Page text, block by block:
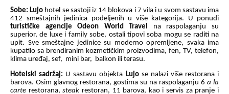
Sobe: Lujo hotel se sastoji iz 14 blokova i 7 vila i u svom sastavu ima
412 smeštajnih jedinica podeljenih u više kategorija. U ponudi
turističke agencije Odeon World Travel na raspolaganju su
superior, de luxe i family sobe, ostali tipovi soba mogu se raditi na
upit. Sve smeštajne jedinice su moderno opremljene, svaka ima
kupatilo sa brendiranim kozmetičkim proizvodima, fen, TV, telefon,
klima uređaj, sef, mini bar, balkon ili terasu.
Hotelski sadržaj: U sastavu objekta Lujo se nalazi više restorana i
barova. Osim glavnog restorana, gostima su na raspolaganju 6 a la
carte restorana,steak restoran, 11 barova, kao i servis za pranje i